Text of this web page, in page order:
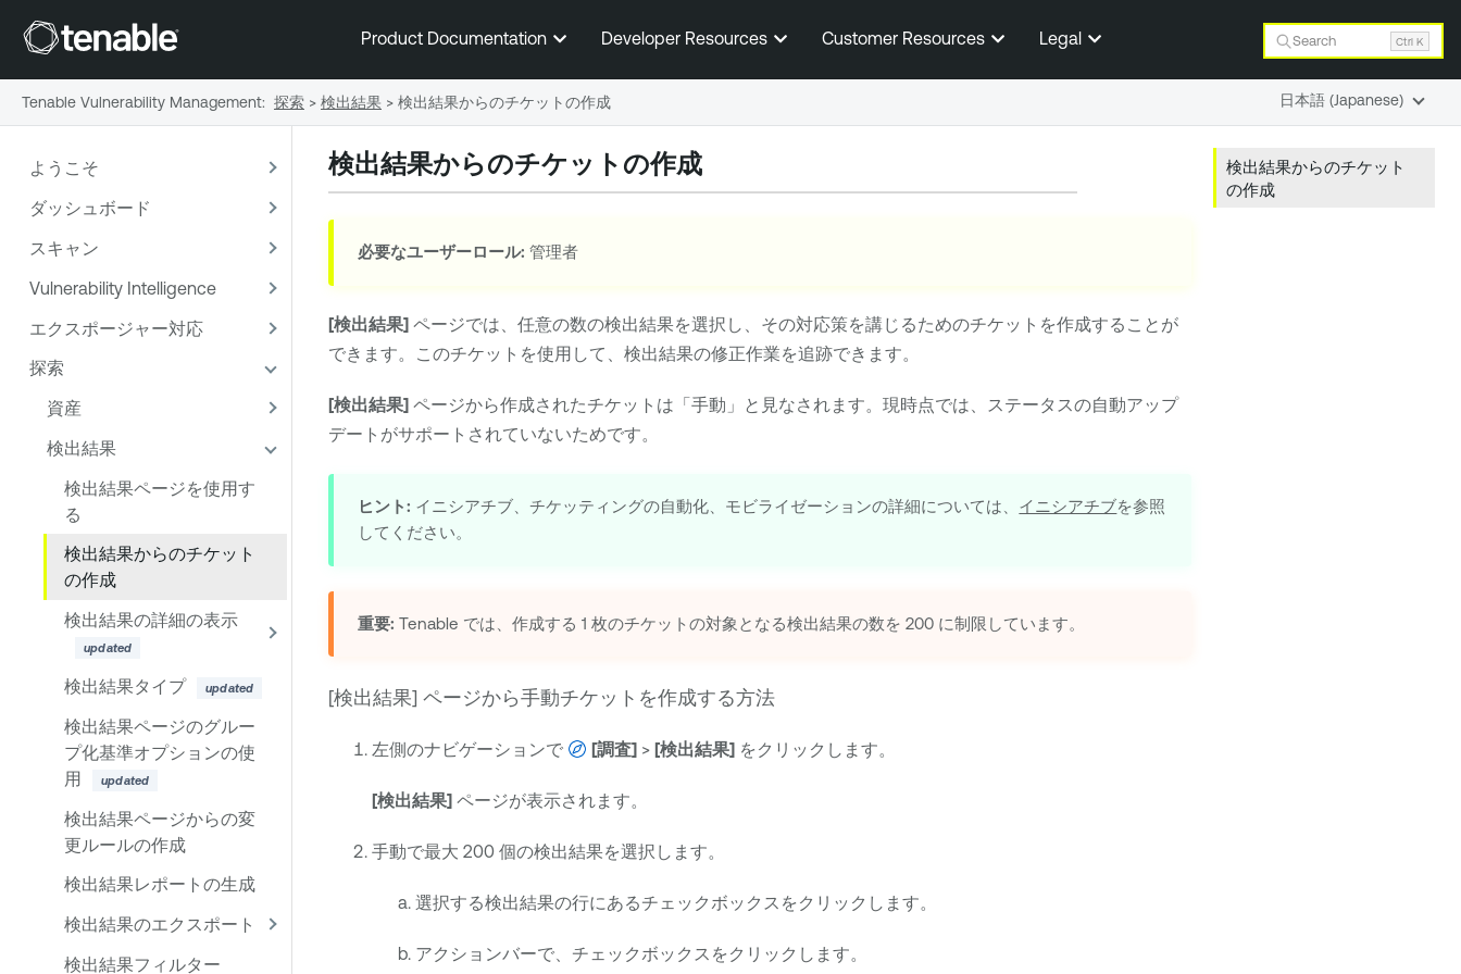
メインコンテンツに移動する
Product Documentation Developer Resources Customer Resources Legal Search Ctrl K
ようこそ
ダッシュボード
スキャン
Vulnerability Intelligence
エクスポージャー対応
探索
資産
検出結果
検出結果ページを使用す
る
検出結果からのチケット
の作成
検出結果の詳細の表示
検出結果タイプ
検出結果ページのグルー
プ化基準オプションの使
用
検出結果ページからの変
更ルールの作成
検出結果レポートの生成
検出結果のエクスポート
検出結果フィルター
検出結果からのチケット
の作成
検出結果からのチケットの作成
必要なユーザーロール: 管理者
[検出結果] ページでは、任意の数の検出結果を選択し、その対応策を講じるためのチケットを作成することが
できます。このチケットを使用して、検出結果の修正作業を追跡できます。
[検出結果] ページから作成されたチケットは「手動」と見なされます。現時点では、ステータスの自動アップ
デートがサポートされていないためです。
ヒント: イニシアチブ、チケッティングの自動化、モビライゼーションの詳細については、 イニシアチブを参照
してください。
重要:Tenable では、作成する 1 枚のチケットの対象となる検出結果の数を 200 に制限しています。
[検出結果] ページから手動チケットを作成する方法
左側のナビゲーションで [調査]>[検出結果]をクリックします。
[検出結果]ページが表示されます。
手動で最大 200 個の検出結果を選択します。
選択する検出結果の行にあるチェックボックスをクリックします。
アクションバーで、チェックボックスをクリックします。
Tenable Vulnerability Management: 探索 > 検出結果 > 検出結果からのチケットの作成 日本語 (Japanese)